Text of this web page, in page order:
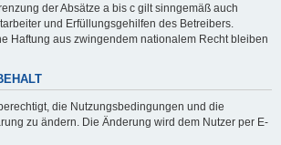
der Absätze a bis c gilt sinngemäß auch
und Erfüllungsgehilfen des Betreibers.
Haftung aus zwingendem nationalem Recht bleiben
die Nutzungsbedingungen und die
zu ändern. Die Änderung wird dem Nutzer per E-